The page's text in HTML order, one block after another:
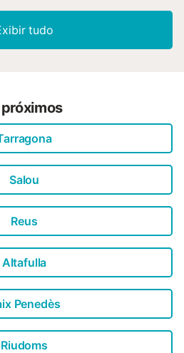
tudo
Salou
Reus
Altafulla
Penedès
Riudoms